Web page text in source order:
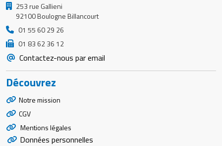
253 rue Gallieni
92100 Boulogne Billancourt
01 55 60 29 26
01 83 62 36 12
Contactez-nous par email
Découvrez
Notre mission
CGV
Mentions légales
Données personnelles